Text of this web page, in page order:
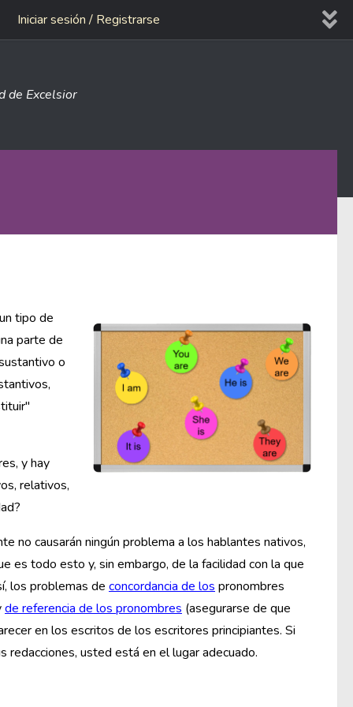
Iniciar sesión / Registrarse
de Excelsior
tipo de
parte de
o
y hay
relativos,
no causarán ningún problema a los hablantes nativos,
es todo esto y, sin embargo, de la facilidad con la que
los problemas de concordancia de los pronombres
de referencia de los pronombres (asegurarse de que
en los escritos de los escritores principiantes. Si
redacciones, usted está en el lugar adecuado.